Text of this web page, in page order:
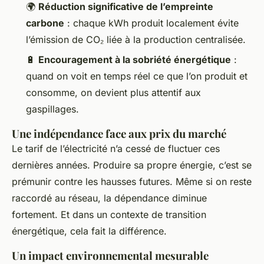
🌍 Réduction significative de l’empreinte
carbone : chaque kWh produit localement évite
l’émission de CO₂ liée à la production centralisée.
🔋 Encouragement à la sobriété énergétique :
quand on voit en temps réel ce que l’on produit et
consomme, on devient plus attentif aux
gaspillages.
Une indépendance face aux prix du marché
Le tarif de l’électricité n’a cessé de fluctuer ces
dernières années. Produire sa propre énergie, c’est se
prémunir contre les hausses futures. Même si on reste
raccordé au réseau, la dépendance diminue
fortement. Et dans un contexte de transition
énergétique, cela fait la différence.
Un impact environnemental mesurable